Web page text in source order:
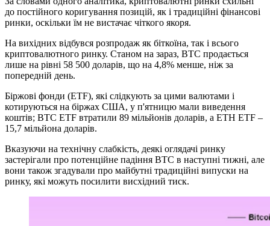
до постійного коригування позицій, як і традиційні фінансові
ринки, оскільки їм не вистачає чіткого якоря.
На вихідних відбувся розпродаж як біткоїна, так і всього
криптовалютного ринку. Станом на зараз, BTC продається
лише на рівні 58 500 доларів, що на 4,8% менше, ніж за
попередній день.
Біржові фонди (ETF), які слідкують за цими валютами і
котируються на біржах США, у п'ятницю мали виведення
коштів; BTC ETF втратили 89 мільйонів доларів, а ETH ETF –
15,7 мільйона доларів.
Вказуючи на технічну слабкість, деякі оглядачі ринку
застерігали про потенційне падіння BTC в наступні тижні, але
вони також згадували про майбутні традиційні випуски на
ринку, які можуть посилити висхідний тиск.